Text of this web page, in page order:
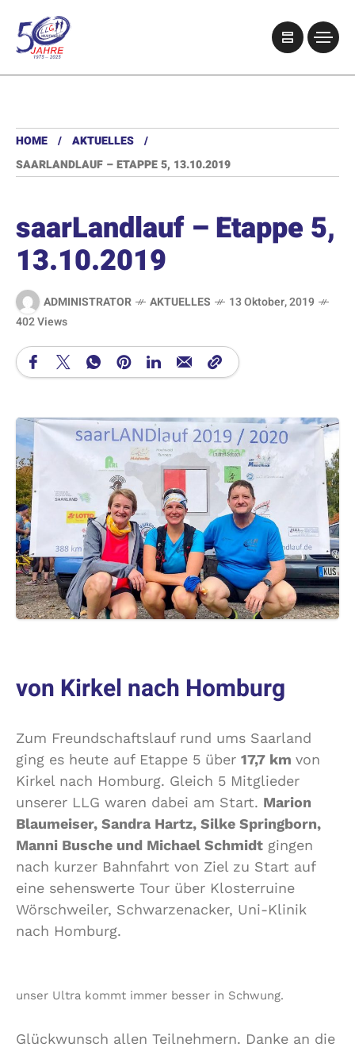
HOME
AKTUELLES
SAARLANDLAUF – ETAPPE 5, 13.10.2019
saarLandlauf – Etappe 5,
13.10.2019
ADMINISTRATOR AKTUELLES
13 Oktober, 2019
402 Views
von Kirkel nach Homburg
Zum Freundschaftslauf rund ums Saarland
ging es heute auf Etappe 5 über 17,7 km von
Kirkel nach Homburg. Gleich 5 Mitglieder
unserer LLG waren dabei am Start. Marion
Blaumeiser, Sandra Hartz, Silke Springborn,
Manni Busche und Michael Schmidt gingen
nach kurzer Bahnfahrt von Ziel zu Start auf
eine sehenswerte Tour über Klosterruine
Wörschweiler, Schwarzenacker, Uni-Klinik
nach Homburg.
unser Ultra kommt immer besser in Schwung.
Glückwunsch allen Teilnehmern. Danke an die